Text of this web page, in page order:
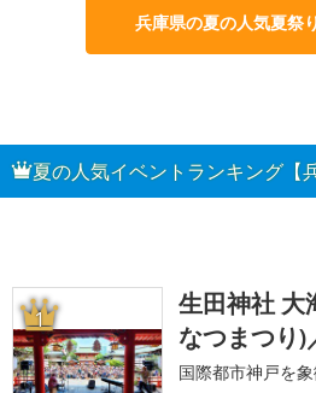
兵庫県の夏の人気夏祭
夏の人気イベントランキング【
1
生田神社 大
なつまつり)
国際都市神戸を